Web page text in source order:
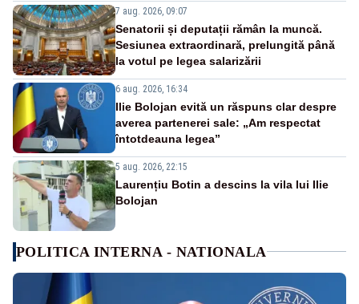
7 aug. 2026, 09:07
Senatorii și deputații rămân la muncă.
Sesiunea extraordinară, prelungită până
la votul pe legea salarizării
6 aug. 2026, 16:34
Ilie Bolojan evită un răspuns clar despre
averea partenerei sale: „Am respectat
întotdeauna legea”
5 aug. 2026, 22:15
Laurențiu Botin a descins la vila lui Ilie
Bolojan
POLITICA INTERNA - NATIONALA